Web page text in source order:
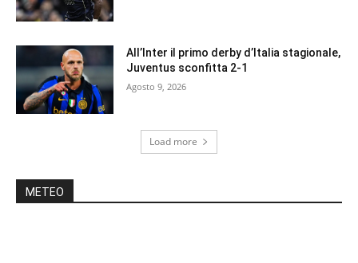
All’Inter il primo derby d’Italia stagionale,
Juventus sconfitta 2-1
Agosto 9, 2026
Load more
METEO